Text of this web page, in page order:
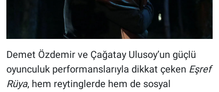
Demet Özdemir ve Çağatay Ulusoy’un güçlü
oyunculuk performanslarıyla dikkat çeken Eşref
Rüya, hem reytinglerde hem de sosyal